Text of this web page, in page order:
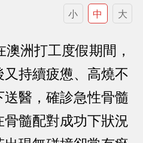
小 中 大
洲打工度假期間，
持續疲憊、高燒不
醫，確診急性骨髓
髓配對成功下狀況